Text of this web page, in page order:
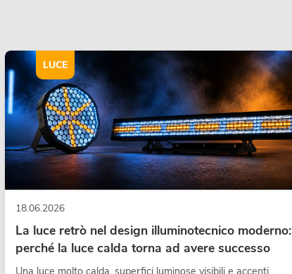
18.06.2026
La luce retrò nel design illuminotecnico moderno:
perché la luce calda torna ad avere successo
LUCE